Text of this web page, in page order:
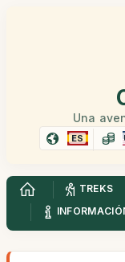
Una
ES
TREKS